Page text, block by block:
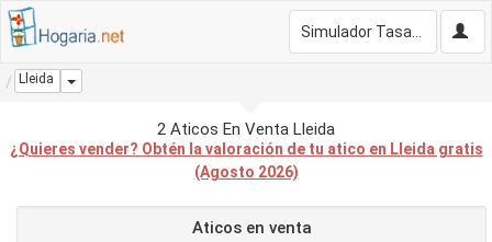
Lleida Dropdown
2 Aticos En Venta Lleida
¿Quieres vender? Obtén la valoración de tu atico en Lleida gratis
(Agosto 2026)
Aticos en venta